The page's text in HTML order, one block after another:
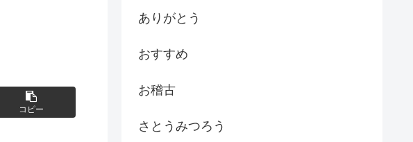
コピー
ありがとう
おすすめ
お稽古
さとうみつろう